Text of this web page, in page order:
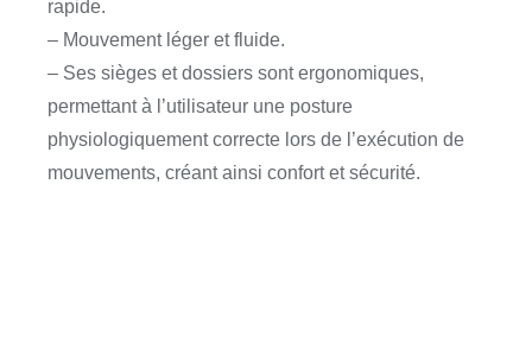
rapide.
– Mouvement léger et fluide.
– Ses sièges et dossiers sont ergonomiques,
permettant à l’utilisateur une posture
physiologiquement correcte lors de l’exécution de
mouvements, créant ainsi confort et sécurité.